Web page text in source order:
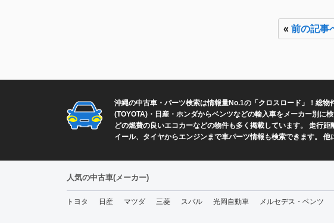
«前の記事
沖縄の中古車・パーツ検索は情報量No.1の「クロスロード」！総物
(TOYOTA)・日産・ホンダからベンツなどの輸入車をメーカー別に
どの燃費の良いエコカーなどの物件も多く掲載しています。 走行
イール、タイヤからエンジンまで車パーツ情報も検索できます。
人気の中古車(メーカー)
トヨタ 日産 マツダ 三菱 スバル 光岡自動車 メルセデス・ベンツ